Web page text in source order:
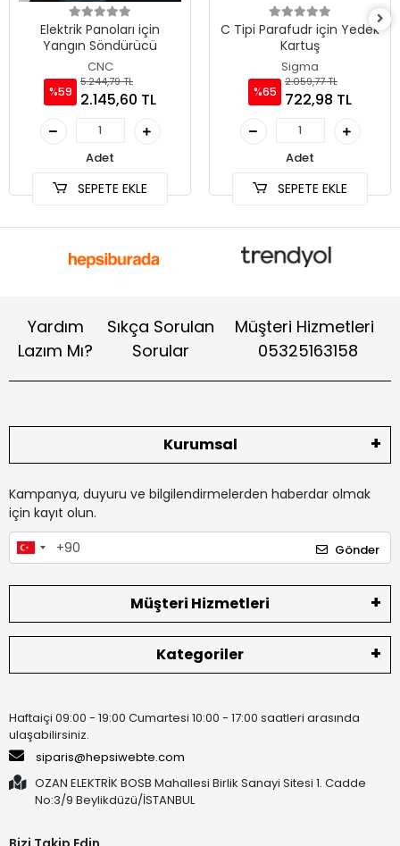
Elektrik Panoları için
Yangın Söndürücü
CNC
%59
5.244,79 TL
2.145,60 TL
Adet
SEPETE EKLE
C Tipi Parafudr için Yedek
Kartuş
Sigma
%65
2.059,77 TL
722,98 TL
Adet
SEPETE EKLE
Yardım
Lazım Mı?
Sıkça Sorulan
Sorular
Müşteri Hizmetleri
05325163158
Kurumsal
Kampanya, duyuru ve bilgilendirmelerden haberdar olmak
için kayıt olun.
Gönder
Müşteri Hizmetleri
Kategoriler
Haftaiçi 09:00 - 19:00 Cumartesi 10:00 - 17:00 saatleri arasında
ulaşabilirsiniz.
siparis@hepsiwebte.com
OZAN ELEKTRİK BOSB Mahallesi Birlik Sanayi Sitesi 1. Cadde
No:3/9 Beylikdüzü/İSTANBUL